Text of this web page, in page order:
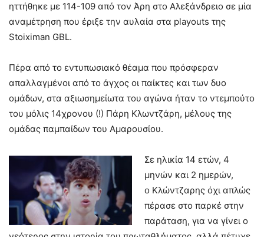
ηττήθηκε με 114-109 από τον Άρη στο Αλεξάνδρειο σε μία
αναμέτρηση που έριξε την αυλαία στα playouts της
Stoiximan GBL.
Πέρα από το εντυπωσιακό θέαμα που πρόσφεραν
απαλλαγμένοι από το άγχος οι παίκτες και των δυο
ομάδων, στα αξιωσημείωτα του αγώνα ήταν το ντεμπούτο
του μόλις 14χρονου (!) Πάρη Κλωντζάρη, μέλους της
ομάδας παμπαίδων του Αμαρουσίου.
Σε ηλικία 14 ετών, 4
μηνών και 2 ημερών,
ο Κλώντζαρης όχι απλώς
πέρασε στο παρκέ στην
παράταση, για να γίνει ο